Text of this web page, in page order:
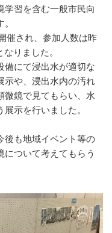
学習を含む一般市民向
催され、参加人数は昨
りました。
にて浸出水が適切な
示や、浸出水内の汚れ
微鏡で見てもらい、水
示を行いました。
も地域イベント等の
ついて考えてもらう